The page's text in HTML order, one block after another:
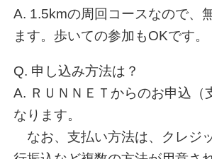
A. 1.5kmの周回コースなので、
ます。歩いての参加もOKです。
Q. 申し込み方法は？
A. ＲＵＮＮＥＴからのお申込（
なります。
なお、支払い方法は、クレジ